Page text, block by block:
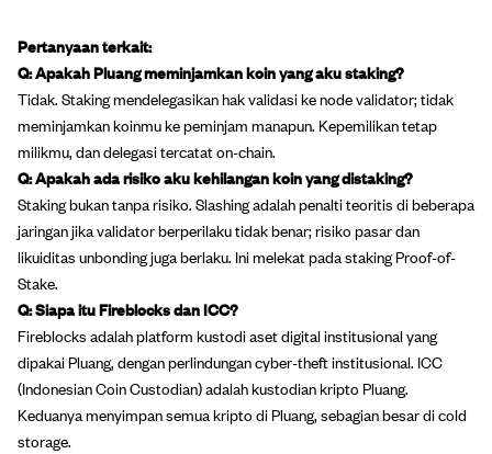
Pertanyaan terkait:
Q: Apakah Pluang meminjamkan koin yang aku staking?
Tidak. Staking mendelegasikan hak validasi ke node validator; tidak
meminjamkan koinmu ke peminjam manapun. Kepemilikan tetap
milikmu, dan delegasi tercatat on-chain.
Q: Apakah ada risiko aku kehilangan koin yang distaking?
Staking bukan tanpa risiko. Slashing adalah penalti teoritis di beberapa
jaringan jika validator berperilaku tidak benar; risiko pasar dan
likuiditas unbonding juga berlaku. Ini melekat pada staking Proof-of-
Stake.
Q: Siapa itu Fireblocks dan ICC?
Fireblocks adalah platform kustodi aset digital institusional yang
dipakai Pluang, dengan perlindungan cyber-theft institusional. ICC
(Indonesian Coin Custodian) adalah kustodian kripto Pluang.
Keduanya menyimpan semua kripto di Pluang, sebagian besar di cold
storage.